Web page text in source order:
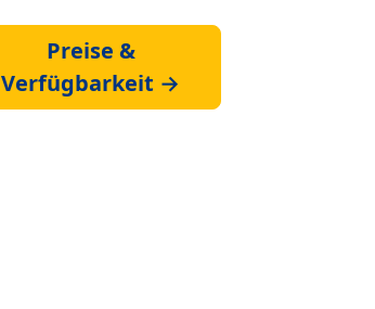
Preise &
Verfügbarkeit →